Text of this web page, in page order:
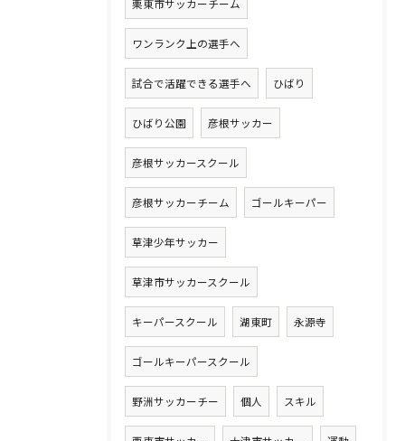
栗東市サッカーチーム
ワンランク上の選手へ
試合で活躍できる選手へ ひばり
ひばり公園 彦根サッカー
彦根サッカースクール
彦根サッカーチーム ゴールキーパー
草津少年サッカー
草津市サッカースクール
キーパースクール 湖東町 永源寺
ゴールキーパースクール
野洲サッカーチー 個人 スキル